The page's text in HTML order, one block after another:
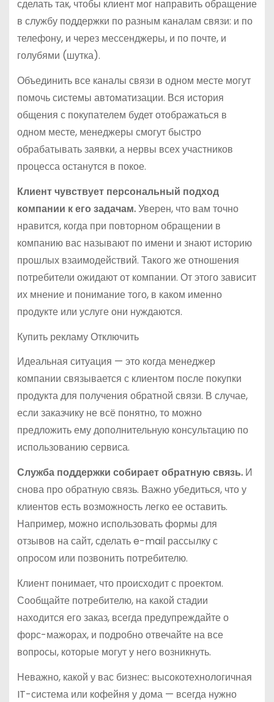
сделать так, чтобы клиент мог направить обращение
в службу поддержки по разным каналам связи: и по
телефону, и через мессенджеры, и по почте, и
голубями (шутка).
Объединить все каналы связи в одном месте могут
помочь системы автоматизации. Вся история
общения с покупателем будет отображаться в
одном месте, менеджеры смогут быстро
обрабатывать заявки, а нервы всех участников
процесса останутся в покое.
Клиент чувствует персональный подход
компании к его задачам.Уверен, что вам точно
нравится, когда при повторном обращении в
компанию вас называют по имени и знают историю
прошлых взаимодействий. Такого же отношения
потребители ожидают от компании. От этого зависит
их мнение и понимание того, в каком именно
продукте или услуге они нуждаются.
Купить рекламу Отключить
Идеальная ситуация — это когда менеджер
компании связывается с клиентом после покупки
продукта для получения обратной связи. В случае,
если заказчику не всё понятно, то можно
предложить ему дополнительную консультацию по
использованию сервиса.
Служба поддержки собирает обратную связь.И
снова про обратную связь. Важно убедиться, что у
клиентов есть возможность легко ее оставить.
Например, можно использовать формы для
отзывов на сайт, сделать e-mail рассылку с
опросом или позвонить потребителю.
Клиент понимает, что происходит с проектом.
Сообщайте потребителю, на какой стадии
находится его заказ, всегда предупреждайте о
форс-мажорах, и подробно отвечайте на все
вопросы, которые могут у него возникнуть.
Неважно, какой у вас бизнес: высокотехнологичная
IT-система или кофейня у дома — всегда нужно